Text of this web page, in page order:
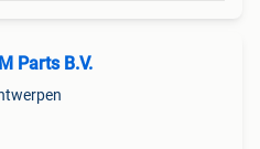
Parts B.V.